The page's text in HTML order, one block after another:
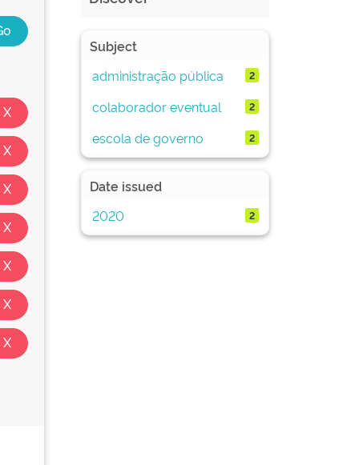
Subject
administração pública
2
colaborador eventual 2
escola de governo 2
Date issued
2020
2